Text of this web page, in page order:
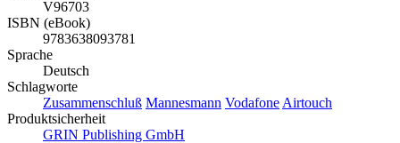
V96703
ISBN (eBook)
9783638093781
Sprache
Deutsch
Schlagworte
Zusammenschluß Mannesmann Vodafone Airtouch
Produktsicherheit
GRIN Publishing GmbH